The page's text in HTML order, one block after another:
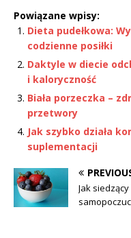
Powiązane wpisy:
Dieta pudełkowa:
codzienne posiłki
Daktyle w diecie
i kaloryczność
Biała porzeczka –
przetwory
Jak szybko działa
suplementacji
Jak